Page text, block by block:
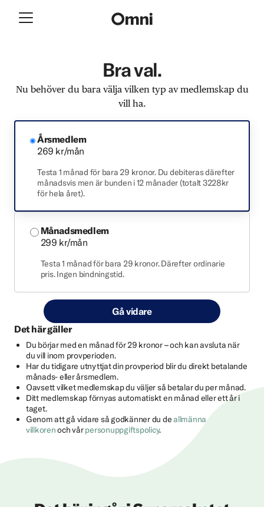
Bra val.
Nu behöver du bara välja vilken typ av medlemskap du
vill ha.
Årsmedlem
269 kr/mån
Testa 1 månad för bara 29 kronor. Du debiteras därefter
månadsvis men är bunden i 12 månader (totalt 3228kr
för hela året).
Månadsmedlem
299 kr/mån
Testa 1 månad för bara 29 kronor. Därefter ordinarie
pris. Ingen bindningstid.
Gå vidare
Det här gäller
Du börjar med en månad för 29 kronor – och kan avsluta när
du vill inom provperioden.
Har du tidigare utnyttjat din provperiod blir du direkt betalande
månads- eller årsmedlem.
Oavsett vilket medlemskap du väljer så betalar du per månad.
Ditt medlemskap förnyas automatiskt en månad eller ett år i
taget.
Genom att gå vidare så godkänner du deallmänna
villkorenoch vårpersonuppgiftspolicy.